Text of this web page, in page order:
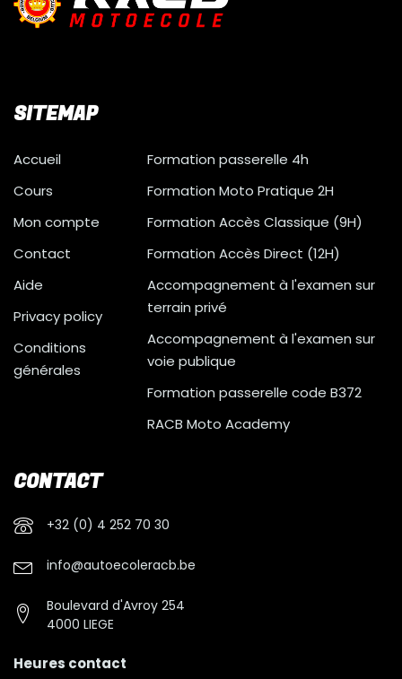
SITEMAP
Accueil
Cours
Mon compte
Contact
Aide
Privacy policy
Conditions
générales
Formation passerelle 4h
Formation Moto Pratique 2H
Formation Accès Classique (9H)
Formation Accès Direct (12H)
Accompagnement à l'examen sur
terrain privé
Accompagnement à l'examen sur
voie publique
Formation passerelle code B372
RACB Moto Academy
CONTACT
+32 (0) 4 252 70 30
info@autoecoleracb.be
Boulevard d'Avroy 254
4000 LIEGE
Heures contact